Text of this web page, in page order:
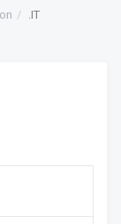
.IT